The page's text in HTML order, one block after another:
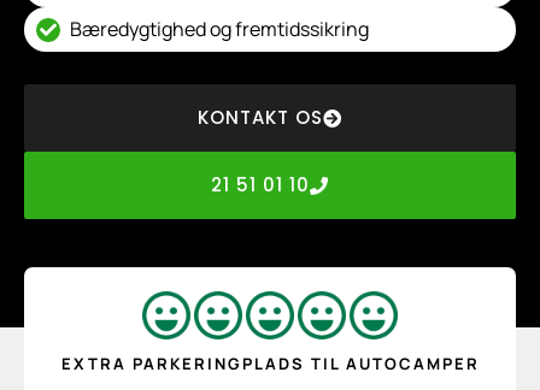
Bæredygtighed og fremtidssikring
KONTAKT OS
21 51 01 10
EXTRA PARKERINGPLADS TIL AUTOCAMPER